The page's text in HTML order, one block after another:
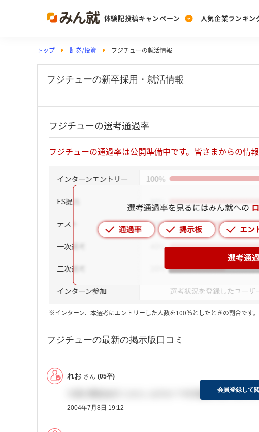
体験記投稿キャンペーン
Post
投稿する
人気企業ランキン
Ranking
ランキングを見る
PickUp
注目の企業特集
動画で知ろう！業界・企業研
トップ 証券/投資 フジチューの就活情報
フジチューの新卒採用・就活情報
フジチューの選考通過率
フジチューの通過率は公開準備中です。皆さまからの情
※インターン、本選考にエントリーした人数を100％としたときの割合です。
フジチューの最新の掲示版口コミ
れお さん (05卒)
今度の懇談会行くかたいますか？今日連絡がありまし
2004年7月8日 19:12
会員登録して